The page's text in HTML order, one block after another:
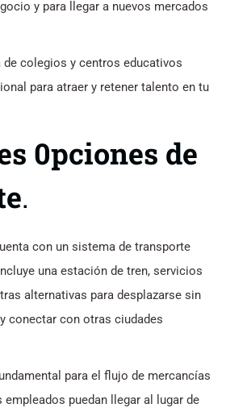
y para llegar a nuevos mercados
de colegios y centros educativos
para atraer y retener talento en tu
0pciones de
.
con un sistema de transporte
una estación de tren, servicios
alternativas para desplazarse sin
conectar con otras ciudades
para el flujo de mercancías
empleados puedan llegar al lugar de